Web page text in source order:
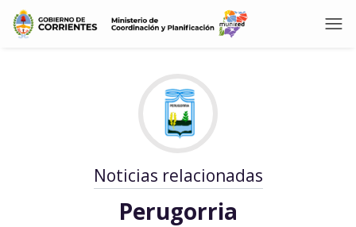
Noticias relacionadas
Perugorria